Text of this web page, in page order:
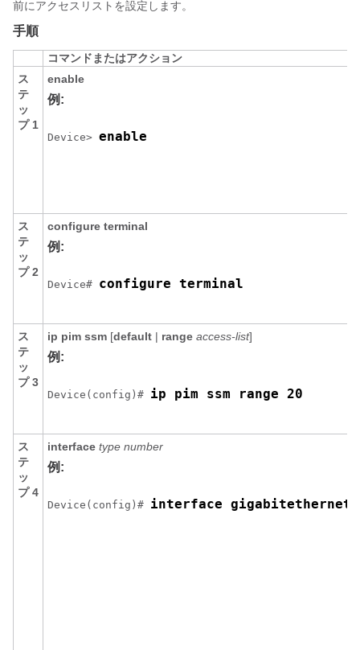
前にアクセスリストを設定します。
手順
コマンドまたはアクション
ス
テ
ッ
プ 1
enable
例:
Device> enable
ス
テ
ッ
プ 2
configure terminal
例:
Device# configure terminal
ス
テ
ッ
プ 3
ip pim ssm [default | range access-list]
例:
Device(config)# ip pim ssm range 20
ス
テ
ッ
プ 4
interface type number
例:
Device(config)# interface gigabitethernet